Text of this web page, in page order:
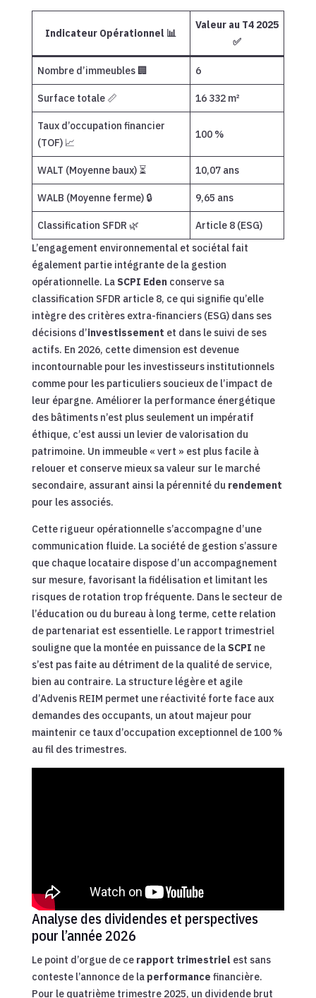
Indicateur Opérationnel 📊
Valeur au T4 2025
✅
Nombre d’immeubles 🏢 6
Surface totale 📏 16 332 m²
Taux d’occupation financier
(TOF) 📈
100 %
WALT (Moyenne baux) ⏳ 10,07 ans
WALB (Moyenne ferme) 🔒 9,65 ans
Classification SFDR 🌿
Article 8 (ESG)
L’engagement environnemental et sociétal fait
également partie intégrante de la gestion
opérationnelle. La SCPI Edenconserve sa
classification SFDR article 8, ce qui signifie qu’elle
intègre des critères extra-financiers (ESG) dans ses
décisions d’investissement et dans le suivi de ses
actifs. En 2026, cette dimension est devenue
incontournable pour les investisseurs institutionnels
comme pour les particuliers soucieux de l’impact de
leur épargne. Améliorer la performance énergétique
des bâtiments n’est plus seulement un impératif
éthique, c’est aussi un levier de valorisation du
patrimoine. Un immeuble « vert » est plus facile à
relouer et conserve mieux sa valeur sur le marché
secondaire, assurant ainsi la pérennité du rendement
pour les associés.
Cette rigueur opérationnelle s’accompagne d’une
communication fluide. La société de gestion s’assure
que chaque locataire dispose d’un accompagnement
sur mesure, favorisant la fidélisation et limitant les
risques de rotation trop fréquente. Dans le secteur de
l’éducation ou du bureau à long terme, cette relation
de partenariat est essentielle. Le rapport trimestriel
souligne que la montée en puissance de la SCPI ne
s’est pas faite au détriment de la qualité de service,
bien au contraire. La structure légère et agile
d’Advenis REIM permet une réactivité forte face aux
demandes des occupants, un atout majeur pour
maintenir ce taux d’occupation exceptionnel de 100 %
au fil des trimestres.
Analyse des dividendes et perspectives
pour l’année 2026
Le point d’orgue de ce rapport trimestriel est sans
conteste l’annonce de la performance financière.
Pour le quatrième trimestre 2025, un dividende brut